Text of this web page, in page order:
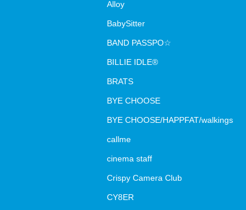
Alloy
BabySitter
BAND PASSPO☆
BILLIE IDLE®
BRATS
BYE CHOOSE
BYE CHOOSE/HAPPFAT/walkings
callme
cinema staff
Crispy Camera Club
CY8ER